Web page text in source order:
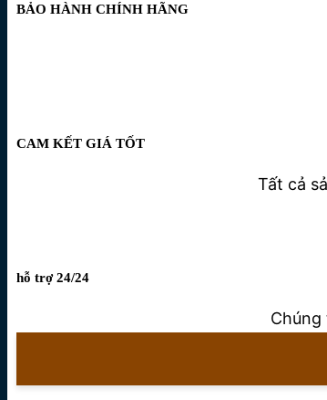
BẢO HÀNH CHÍNH HÃNG
CAM KẾT GIÁ TỐT
Tất cả
hỗ trợ 24/24